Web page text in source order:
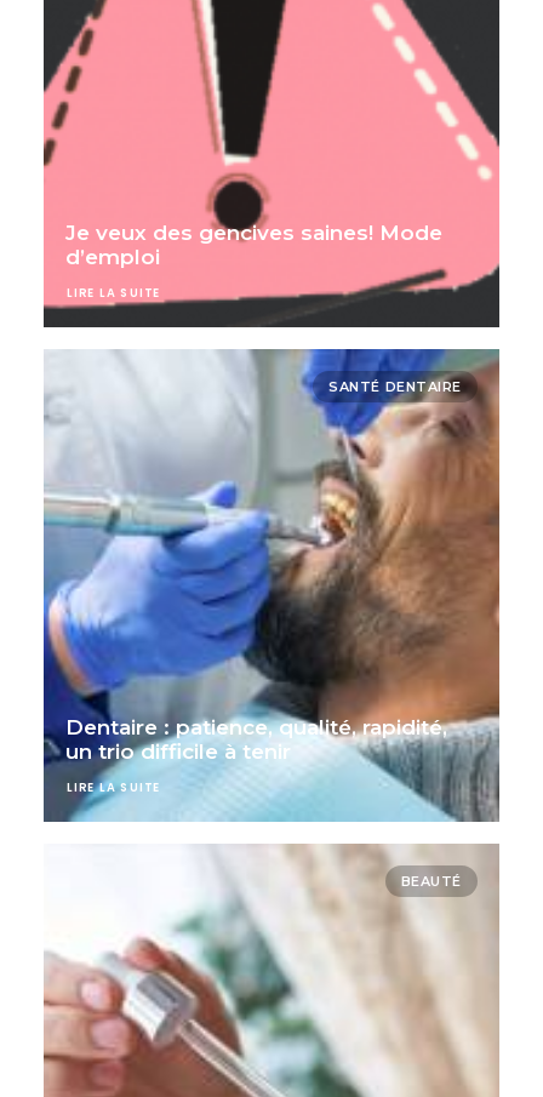
Je veux des gencives saines! Mode
d’emploi
LIRE LA SUITE
SANTÉ DENTAIRE
Dentaire : patience, qualité, rapidité,
un trio difficile à tenir
LIRE LA SUITE
BEAUTÉ